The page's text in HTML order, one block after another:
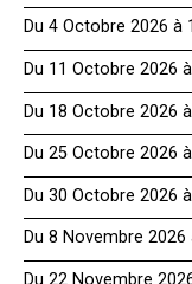
Du 4 Octobre 2026 à
Du 11 Octobre 2026
Du 18 Octobre 2026
Du 25 Octobre 2026
Du 30 Octobre 2026
Du 8 Novembre
Du 22 Novembre